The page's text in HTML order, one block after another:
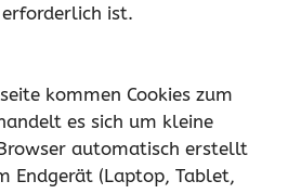
ist.
kommen Cookies zum
es sich um kleine
automatisch erstellt
Endgerät (Laptop, Tablet,